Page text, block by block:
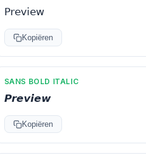
𝖯𝗋𝖾𝗏𝗂𝖾𝗐
Kopiëren
SANS BOLD ITALIC
𝙋𝙧𝙚𝙫𝙞𝙚𝙬
Kopiëren